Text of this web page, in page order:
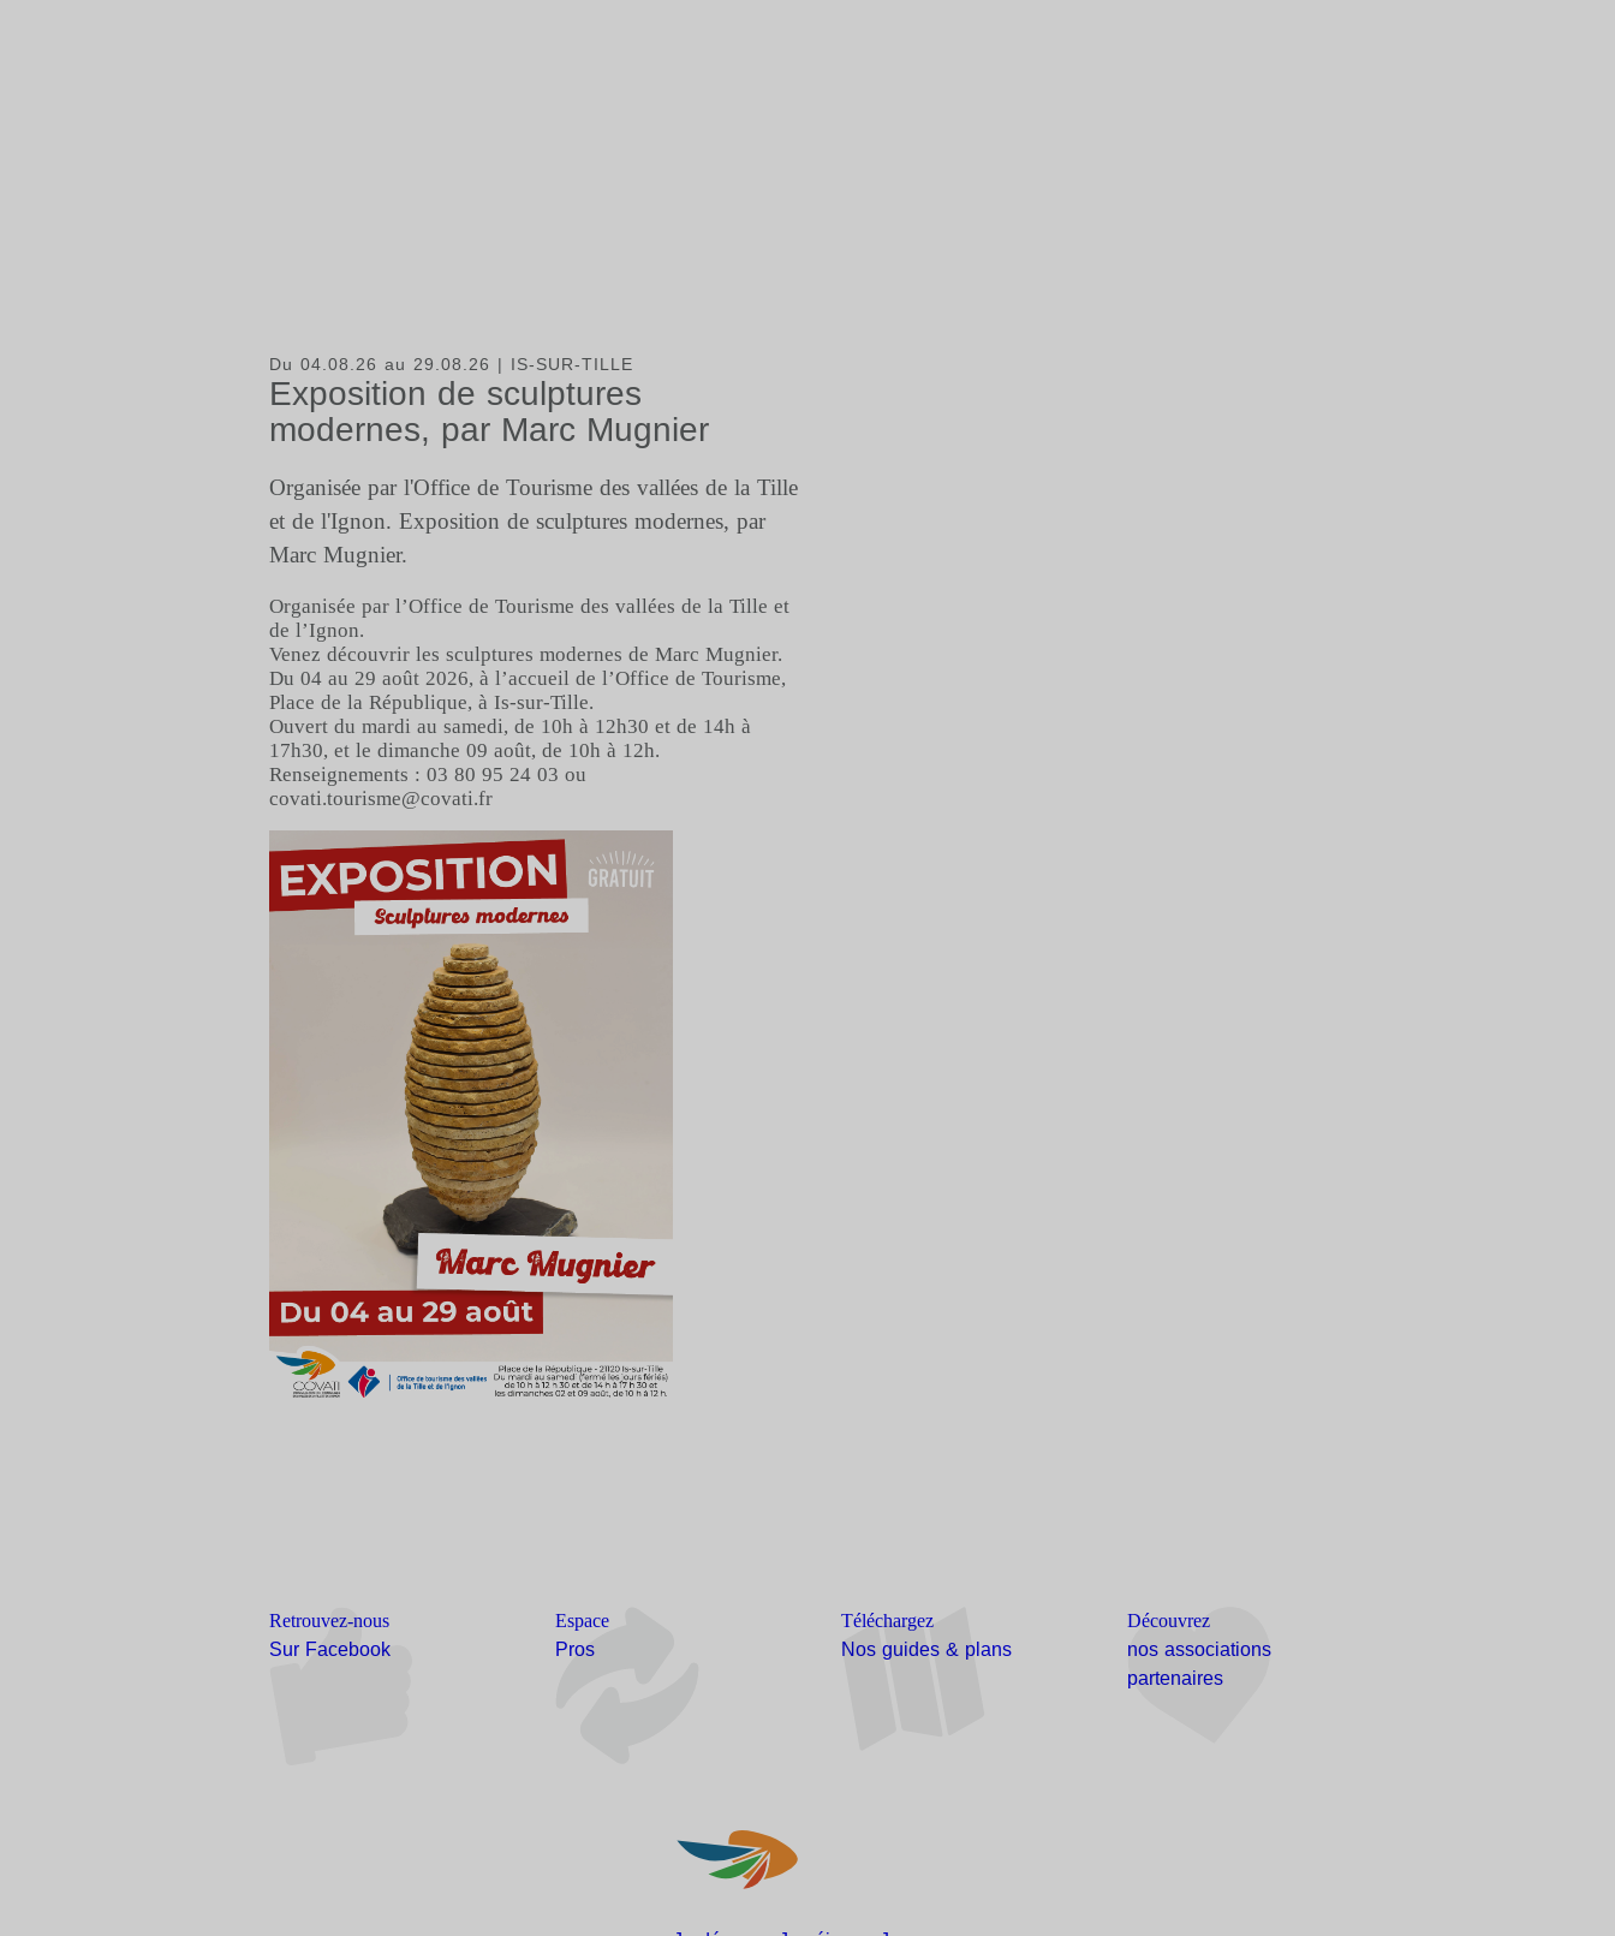
Du 04.08.26 au 29.08.26 | IS-SUR-TILLE
Exposition de sculptures
modernes, par Marc Mugnier
Organisée par l'Office de Tourisme des vallées de la Tille
et de l'Ignon. Exposition de sculptures modernes, par
Marc Mugnier.
Organisée par l’Office de Tourisme des vallées de la Tille et
de l’Ignon.
Venez découvrir les sculptures modernes de Marc Mugnier.
Du 04 au 29 août 2026, à l’accueil de l’Office de Tourisme,
Place de la République, à Is-sur-Tille.
Ouvert du mardi au samedi, de 10h à 12h30 et de 14h à
17h30, et le dimanche 09 août, de 10h à 12h.
Renseignements : 03 80 95 24 03 ou
covati.tourisme@covati.fr
Retrouvez-nous
Sur Facebook
Espace
Pros
Téléchargez
Nos guides & plans
Découvrez
nos associations
partenaires